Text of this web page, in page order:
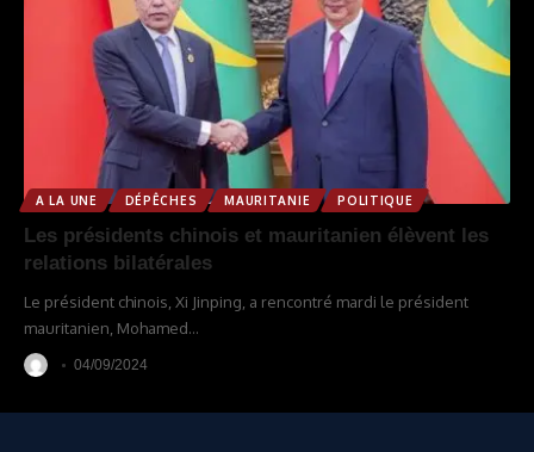
A LA UNE DÉPÊCHES MAURITANIE POLITIQUE
Les présidents chinois et mauritanien élèvent les
relations bilatérales
Le président chinois, Xi Jinping, a rencontré mardi le président
mauritanien, Mohamed…
04/09/2024